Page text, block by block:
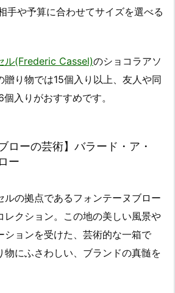
手や予算に合わせてサイズを選べる
ル(Frederic Cassel)のショコラアソ
贈り物では15個入り以上、友人や同
入りがおすすめです。
ローの芸術】バラード・ア・
ー
ルの拠点であるフォンテーヌブロー
レクション。この地の美しい風景や
ションを受けた、芸術的な一箱で
物にふさわしい、ブランドの真髄を